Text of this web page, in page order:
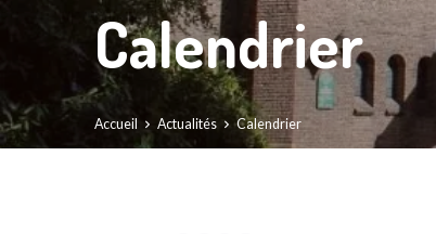
Calendrier
Accueil Actualités Calendrier